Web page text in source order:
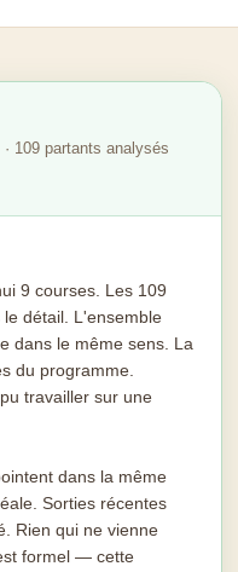
109 partants analysés
9 courses. Les 109
détail. L'ensemble
dans le même sens. La
du programme.
travailler sur une
dans la même
Sorties récentes
Rien qui ne vienne
formel — cette